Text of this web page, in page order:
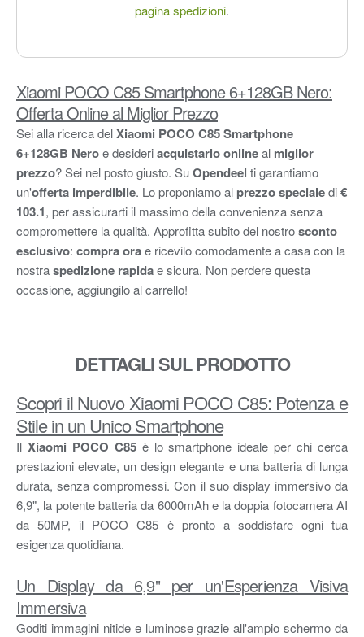
pagina spedizioni.
Xiaomi POCO C85 Smartphone 6+128GB Nero:
Offerta Online al Miglior Prezzo
Sei alla ricerca delXiaomi POCO C85 Smartphone
6+128GB Neroe desideriacquistarlo onlineal miglior
prezzo? Sei nel posto giusto. SuOpendeel ti garantiamo
un'offerta imperdibile. Lo proponiamo al prezzo specialedi€
103.1, per assicurarti il massimo della convenienza senza
compromettere la qualità. Approfitta subito del nostrosconto
esclusivo: compra orae ricevilo comodamente a casa con la
nostraspedizione rapidae sicura. Non perdere questa
occasione, aggiungilo al carrello!
DETTAGLI SUL PRODOTTO
Scopri il Nuovo Xiaomi POCO C85: Potenza e
Stile in un Unico Smartphone
Il Xiaomi POCO C85è lo smartphone ideale per chi cerca
prestazioni elevate, un design elegante e una batteria di lunga
durata, senza compromessi. Con il suo display immersivo da
6,9", la potente batteria da 6000mAh e la doppia fotocamera AI
da 50MP, il POCO C85 è pronto a soddisfare ogni tua
esigenza quotidiana.
Un Display da 6,9" per un'Esperienza Visiva
Immersiva
Goditi immagini nitide e luminose grazie all'ampio schermo da